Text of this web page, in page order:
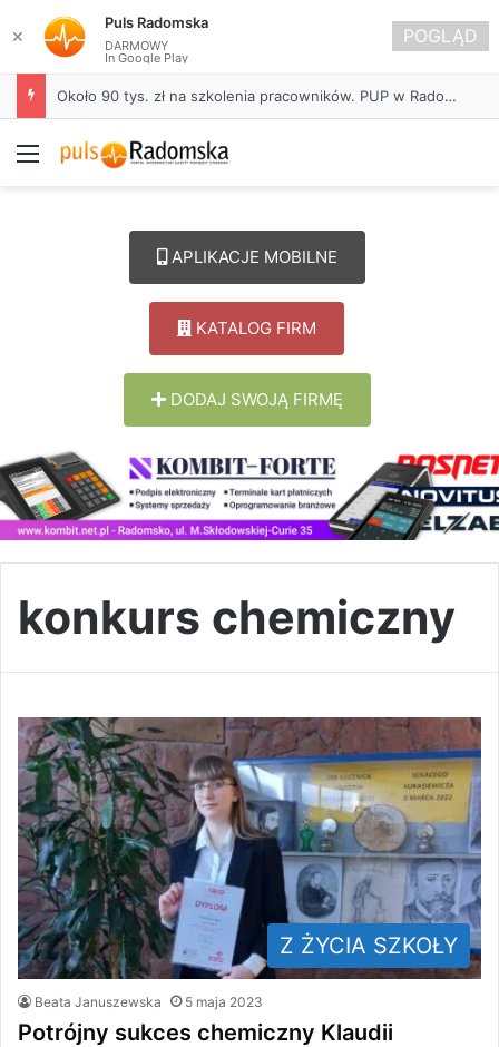
Około 90 tys. zł na szkolenia pracowników. PUP w Radomsku ogłasza nabór wniosków
Menu
APLIKACJE MOBILNE
KATALOG FIRM
DODAJ SWOJĄ FIRMĘ
konkurs chemiczny
Z ŻYCIA SZKOŁY
Beata Januszewska 5 maja 2023
Potrójny sukces chemiczny Klaudii
✕
Puls Radomska
DARMOWY
In Google Play
POGLĄD